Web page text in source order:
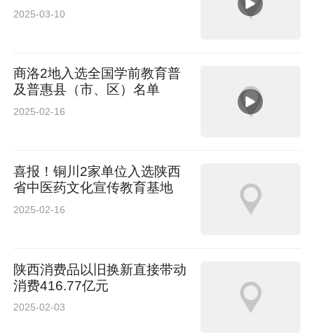
2025-03-10
商洛2地入选全国学前教育普
及普惠县（市、区）名单
2025-02-16
喜报！铜川2家单位入选陕西
省中医药文化宣传教育基地
2025-02-16
陕西消费品以旧换新直接带动
消费416.77亿元
2025-02-03